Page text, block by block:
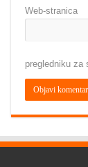
Web-stranica
pregledniku za